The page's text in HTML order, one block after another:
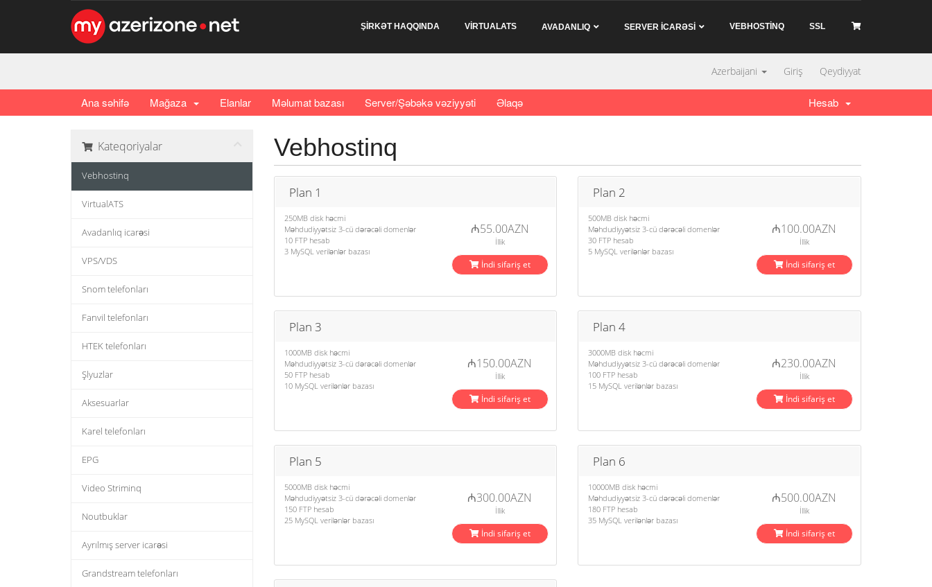
ŞİRKƏT HAQQINDA VİRTUALATS AVADANLIQ SERVER İCARƏSİ VEBHOSTİNQ SSL
Azerbaijani Giriş Qeydiyyat
Ana səhifə Mağaza Elanlar Məlumat bazası Server/Şəbəkə vəziyyəti Əlaqə Hesab
Kateqoriyalar
Vebhostinq
VirtualATS
Avadanlıq icarəsi
VPS/VDS
Snom telefonları
Fanvil telefonları
HTEK telefonları
Şlyuzlar
Aksesuarlar
Karel telefonları
EPG
Video Striminq
Noutbuklar
Ayrılmış server icarəsi
Grandstream telefonları
Vebhostinq
Plan 1
250MB disk həcmi
Məhdudiyyətsiz 3-cü dərəcəli domenlər
10 FTP hesab
3 MySQL verilənlər bazası
₼55.00AZN
İllik
İndi sifariş et
Plan 2
500MB disk həcmi
Məhdudiyyətsiz 3-cü dərəcəli domenlər
30 FTP hesab
5 MySQL verilənlər bazası
₼100.00AZN
İllik
İndi sifariş et
Plan 3
1000MB disk həcmi
Məhdudiyyətsiz 3-cü dərəcəli domenlər
50 FTP hesab
10 MySQL verilənlər bazası
₼150.00AZN
İllik
İndi sifariş et
Plan 4
3000MB disk həcmi
Məhdudiyyətsiz 3-cü dərəcəli domenlər
100 FTP hesab
15 MySQL verilənlər bazası
₼230.00AZN
İllik
İndi sifariş et
Plan 5
5000MB disk həcmi
Məhdudiyyətsiz 3-cü dərəcəli domenlər
150 FTP hesab
25 MySQL verilənlər bazası
₼300.00AZN
İllik
İndi sifariş et
Plan 6
10000MB disk həcmi
Məhdudiyyətsiz 3-cü dərəcəli domenlər
180 FTP hesab
35 MySQL verilənlər bazası
₼500.00AZN
İllik
İndi sifariş et